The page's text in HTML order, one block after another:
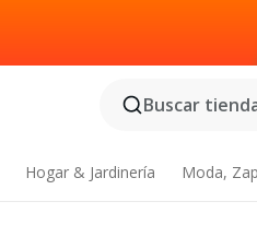
Buscar
Hogar & Jardinería Moda,